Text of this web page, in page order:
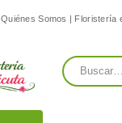
Quiénes Somos | Floristería